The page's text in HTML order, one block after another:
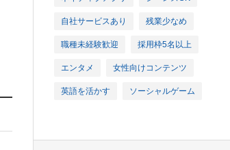
自社サービスあり 残業少なめ
職種未経験歓迎 採用枠5名以上
エンタメ 女性向けコンテンツ
英語を活かす ソーシャルゲーム